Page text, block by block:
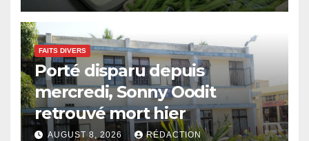
FAITS DIVERS
Porté disparu depuis
mercredi, Sonny Oodit
retrouvé mort hier
AUGUST 8, 2026 RÉDACTION